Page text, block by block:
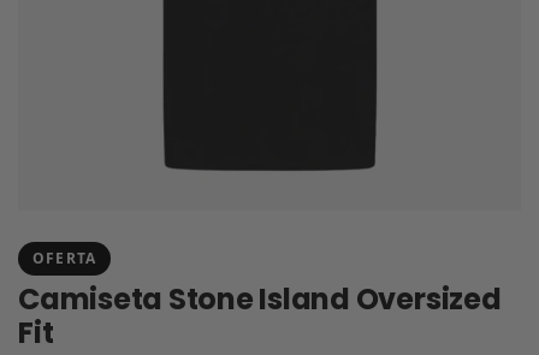
OFERTA
Camiseta Stone Island Oversized
Fit